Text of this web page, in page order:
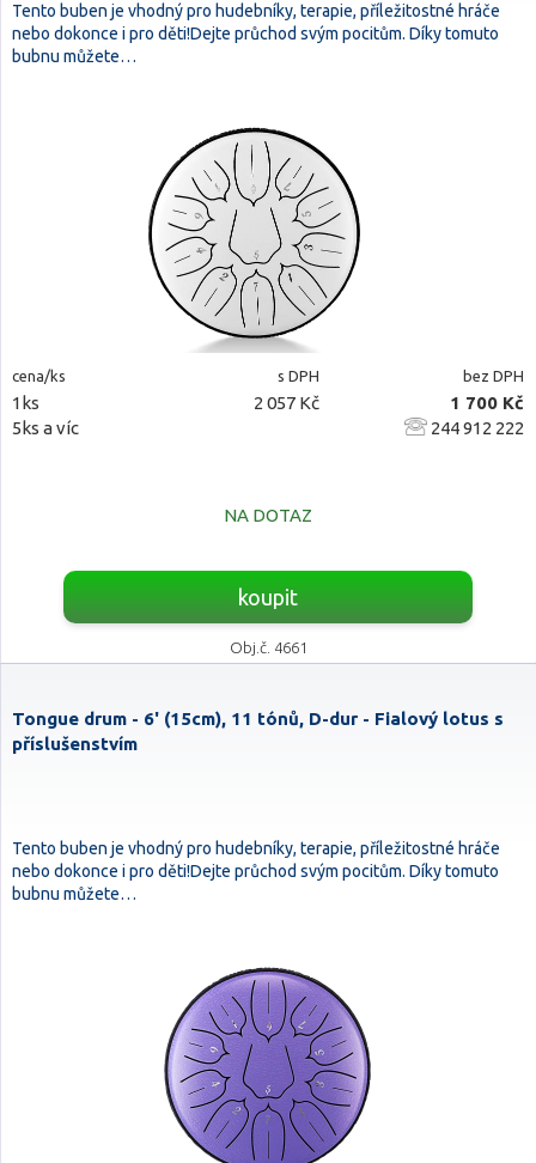
Tento buben je vhodný pro hudebníky, terapie, příležitostné hráče
nebo dokonce i pro děti!Dejte průchod svým pocitům. Díky tomuto
bubnu můžete…
cena/ks s DPH bez DPH
1ks 2 057 Kč
1 700 Kč
5ks a víc
244 912 222
NA DOTAZ
koupit
Obj.č. 4661
Tongue drum - 6' (15cm), 11 tónů, D-dur - Fialový lotus s
příslušenstvím
Tento buben je vhodný pro hudebníky, terapie, příležitostné hráče
nebo dokonce i pro děti!Dejte průchod svým pocitům. Díky tomuto
bubnu můžete…